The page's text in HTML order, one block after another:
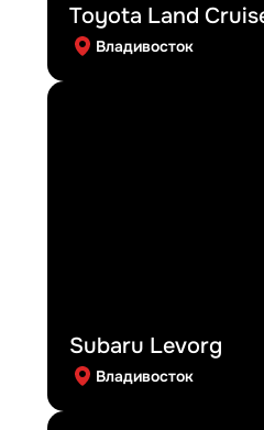
Toyota Land
Владивосток
Subaru Levorg
Владивосток